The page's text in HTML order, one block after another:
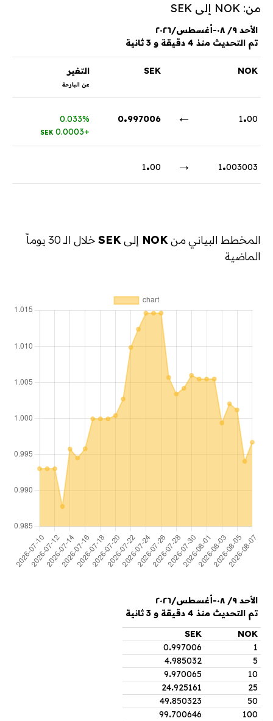
من: NOK إلى SEK
الأحد ٩/ ٠٨-أغسطس/٢٠٢٦
تم التحديث منذ 4 دقيقة و 3 ثانية
NOK
SEK التغير
عن البارحة
1.00
←
0.997006
0.033%
+0.0003
SEK
1.003003
→
1.00
المخطط البياني منNOK إلىSEK
خلال الـ 30 يوماً
الماضية
الأحد ٩/ ٠٨-أغسطس/٢٠٢٦
تم التحديث منذ 4 دقيقة و 3 ثانية
NOK
SEK
1
0.997006
5
4.985032
10
9.970065
25
24.925161
50
49.850323
100
99.700646